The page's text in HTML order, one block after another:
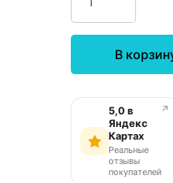
В
5,0 в
Яндекс
Картах
Реальные
отзывы
покупателей
↗